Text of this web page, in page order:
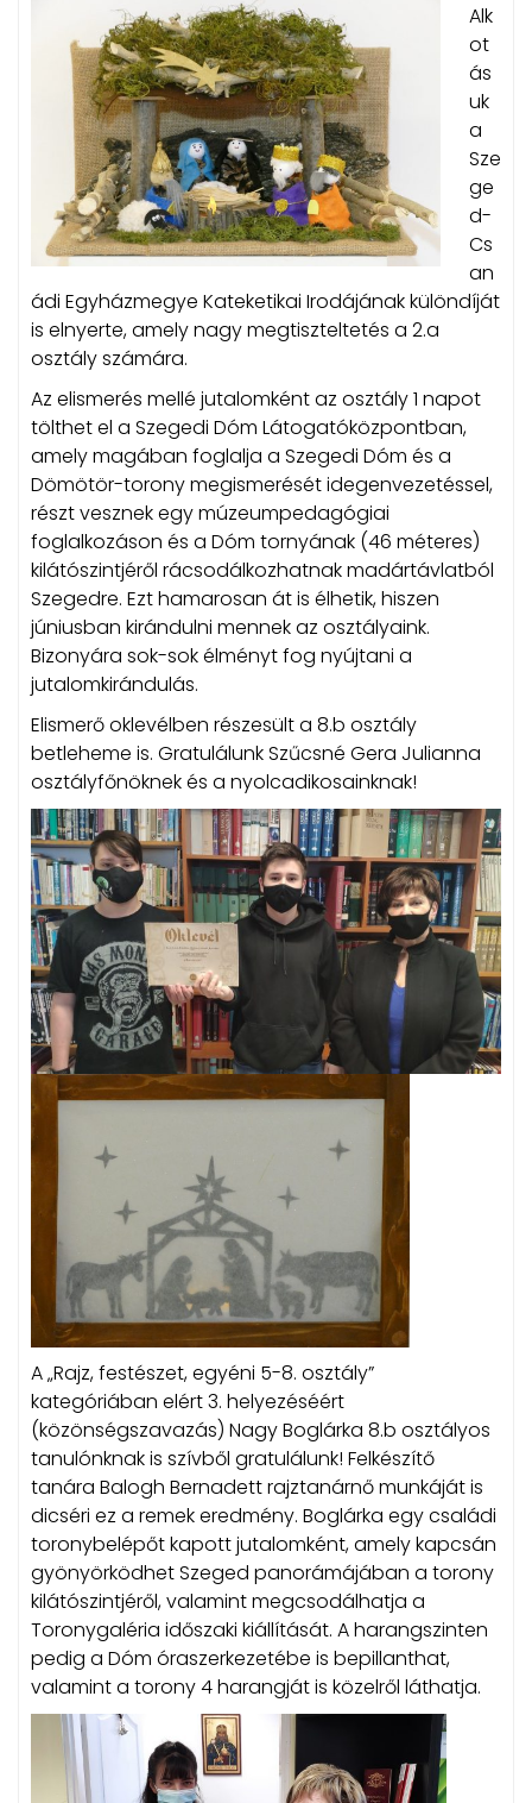
Alk
ot
ás
uk
a
Sze
ge
d-
Cs
an
ádi Egyházmegye Kateketikai Irodájának különdíját
is elnyerte, amely nagy megtiszteltetés a 2.a
osztály számára.
Az elismerés mellé jutalomként az osztály 1 napot
tölthet el a Szegedi Dóm Látogatóközpontban,
amely magában foglalja a Szegedi Dóm és a
Dömötör-torony megismerését idegenvezetéssel,
részt vesznek egy múzeumpedagógiai
foglalkozáson és a Dóm tornyának (46 méteres)
kilátószintjéről rácsodálkozhatnak madártávlatból
Szegedre. Ezt hamarosan át is élhetik, hiszen
júniusban kirándulni mennek az osztályaink.
Bizonyára sok-sok élményt fog nyújtani a
jutalomkirándulás.
Elismerő oklevélben részesült a 8.b osztály
betleheme is. Gratulálunk Szűcsné Gera Julianna
osztályfőnöknek és a nyolcadikosainknak!
A „Rajz, festészet, egyéni 5-8. osztály”
kategóriában elért 3. helyezéséért
(közönségszavazás) Nagy Boglárka 8.b osztályos
tanulónknak is szívből gratulálunk! Felkészítő
tanára Balogh Bernadett rajztanárnő munkáját is
dicséri ez a remek eredmény. Boglárka egy családi
toronybelépőt kapott jutalomként, amely kapcsán
gyönyörködhet Szeged panorámájában a torony
kilátószintjéről, valamint megcsodálhatja a
Toronygaléria időszaki kiállítását. A harangszinten
pedig a Dóm óraszerkezetébe is bepillanthat,
valamint a torony 4 harangját is közelről láthatja.